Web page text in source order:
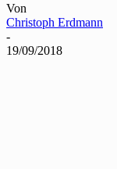
Von
Christoph Erdmann
-
19/09/2018